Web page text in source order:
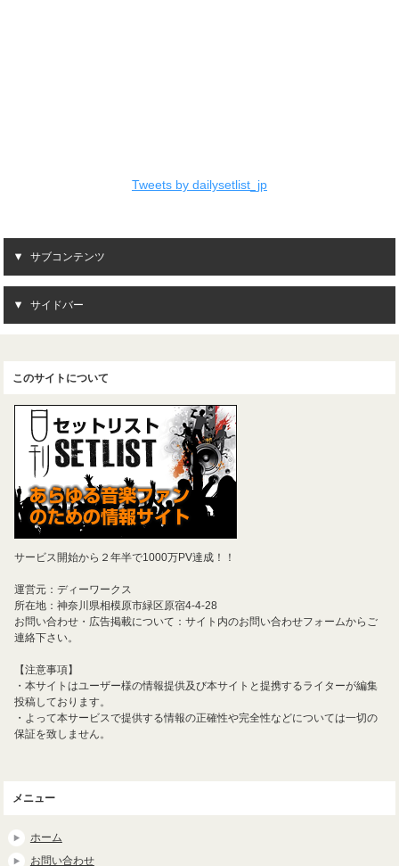
Tweets by dailysetlist_jp
サブコンテンツ
サイドバー
このサイトについて
サービス開始から２年半で1000万PV達成！！
運営元：ディーワークス
所在地：神奈川県相模原市緑区原宿4-4-28
お問い合わせ・広告掲載について：サイト内のお問い合わせフォームからご
連絡下さい。
【注意事項】
・本サイトはユーザー様の情報提供及び本サイトと提携するライターが編集
投稿しております。
・よって本サービスで提供する情報の正確性や完全性などについては一切の
保証を致しません。
メニュー
ホーム
お問い合わせ